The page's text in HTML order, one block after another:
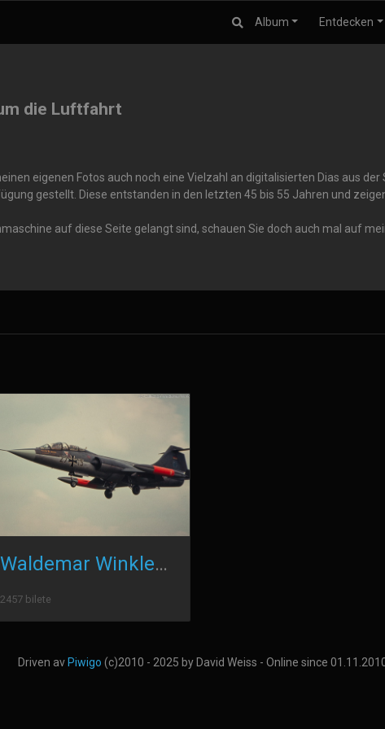
Album Entdecken
die Luftfahrt
eigenen Fotos auch noch eine Vielzahl an digitalisierten Dias aus
gestellt. Diese entstanden in den letzten 45 bis 55 Jahren und
auf diese Seite gelangt sind, schauen Sie doch auch mal auf
Waldemar Winkler - Dia Sammlung Slide Collection
2457 bilete
Driven av Piwigo (c)2010 - 2025 by David Weiss - Online since